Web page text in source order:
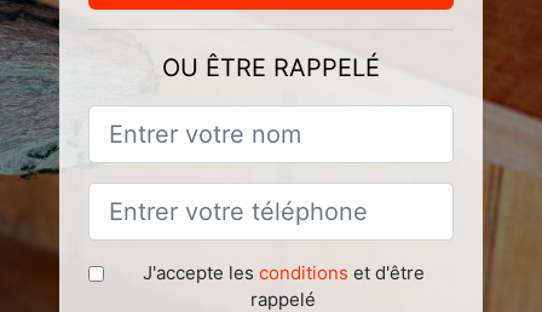
OU ÊTRE RAPPELÉ
J'accepte les conditions et d'être
rappelé